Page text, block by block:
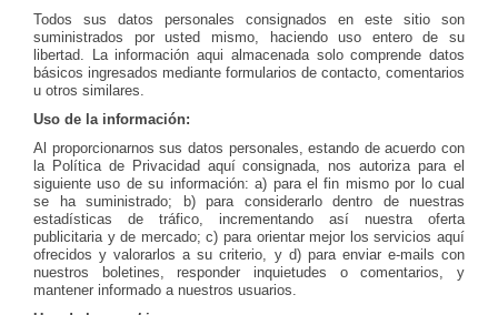
Todos sus datos personales consignados en este sitio son
suministrados por usted mismo, haciendo uso entero de su
libertad. La información aqui almacenada solo comprende datos
básicos ingresados mediante formularios de contacto, comentarios
u otros similares.
Uso de la información:
Al proporcionarnos sus datos personales, estando de acuerdo con
la Política de Privacidad aquí consignada, nos autoriza para el
siguiente uso de su información: a) para el fin mismo por lo cual
se ha suministrado; b) para considerarlo dentro de nuestras
estadísticas de tráfico, incrementando así nuestra oferta
publicitaria y de mercado; c) para orientar mejor los servicios aquí
ofrecidos y valorarlos a su criterio, y d) para enviar e-mails con
nuestros boletines, responder inquietudes o comentarios, y
mantener informado a nuestros usuarios.